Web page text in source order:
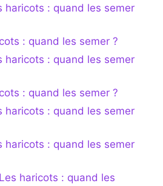
haricots : quand les semer
: quand les semer ?
haricots : quand les semer
: quand les semer ?
haricots : quand les semer
haricots : quand les semer
Les haricots : quand les